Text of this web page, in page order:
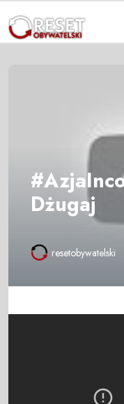
Dżugaj
resetobywatelski